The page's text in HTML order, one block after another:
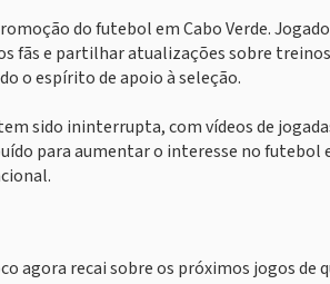
do futebol em Cabo Verde.
fãs e partilhar atualizações sobre
o espírito de apoio à seleção.
sido ininterrupta, com vídeos de
para aumentar o interesse no futebol
agora recai sobre os próximos jogos de